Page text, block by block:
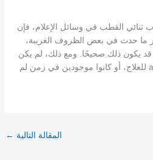
ثنائي القطب في وسائل الإعلام، فإن
ما حدث في بعض الظروف الغريبة،
قد يكون ذلك صحيحًا. ومع ذلك، لم يكن
هؤلاء الأشخاص يسعون actively للعلاج، أو كانوا موجودين في زمن لم
المقالة التالية ←